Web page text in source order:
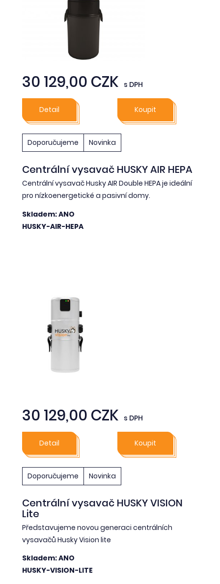
30 129,00 CZK s DPH
Detail Koupit
Doporučujeme Novinka
Centrální vysavač HUSKY AIR HEPA
Centrální vysavač Husky AIR Double HEPA je ideální
pro nízkoenergetické a pasivní domy.
Skladem: ANO
HUSKY-AIR-HEPA
30 129,00 CZK s DPH
Detail Koupit
Doporučujeme Novinka
Centrální vysavač HUSKY VISION
Lite
Představujeme novou generaci centrálních
vysavačů Husky Vision lite
Skladem: ANO
HUSKY-VISION-LITE